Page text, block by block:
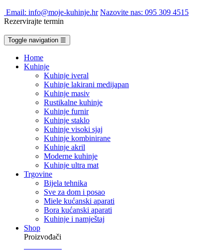
Email: info@moje-kuhinje.hr Nazovite nas: 095 309 4515
Rezervirajte termin
Toggle navigation ☰
Home
Kuhinje
Kuhinje iveral
Kuhinje lakirani medijapan
Kuhinje masiv
Rustikalne kuhinje
Kuhinje furnir
Kuhinje staklo
Kuhinje visoki sjaj
Kuhinje kombinirane
Kuhinje akril
Moderne kuhinje
Kuhinje ultra mat
Trgovine
Bijela tehnika
Sve za dom i posao
Miele kućanski aparati
Bora kućanski aparati
Kuhinje i namještaj
Shop
Proizvođači